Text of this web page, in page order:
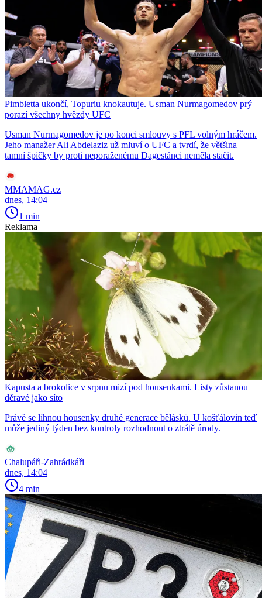
Pimbletta ukončí, Topuriu knokautuje. Usman Nurmagomedov prý
porazí všechny hvězdy UFC
Usman Nurmagomedov je po konci smlouvy s PFL volným hráčem.
Jeho manažer Ali Abdelaziz už mluví o UFC a tvrdí, že většina
tamní špičky by proti neporaženému Dagestánci neměla stačit.
MMAMAG.cz
dnes, 14:04
1 min
Reklama
Kapusta a brokolice v srpnu mizí pod housenkami. Listy zůstanou
děravé jako síto
Právě se líhnou housenky druhé generace bělásků. U košťálovin teď
může jediný týden bez kontroly rozhodnout o ztrátě úrody.
Chalupáři-Zahrádkáři
dnes, 14:04
4 min